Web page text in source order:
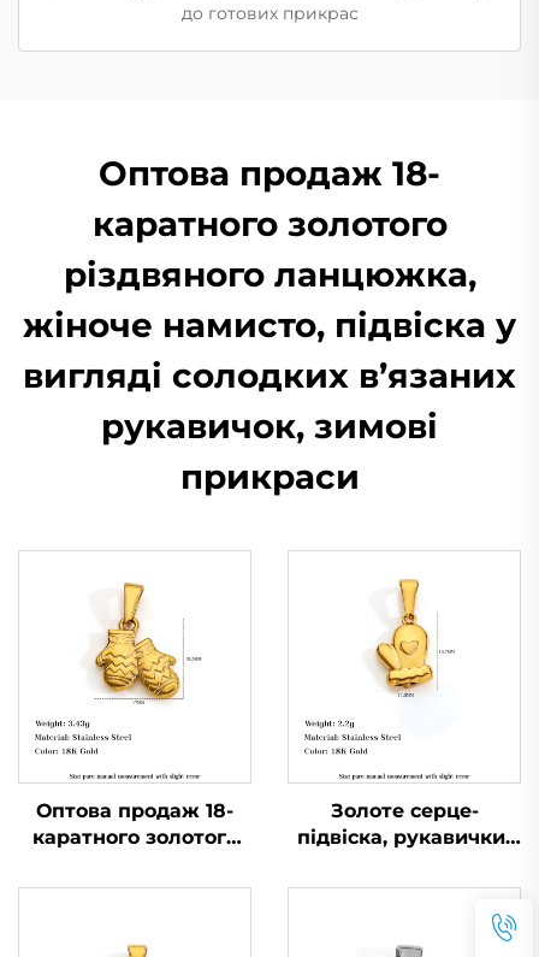
до готових прикрас
Оптова продаж 18-
каратного золотого
різдвяного ланцюжка,
жіноче намисто, підвіска у
вигляді солодких в’язаних
рукавичок, зимові
прикраси
Оптова продаж 18-
каратного золотого
ланцюжка, жіноче
вигляді солодких
Золоте серце-
підвіска, рукавички-
самостійного
прикрас, виробник